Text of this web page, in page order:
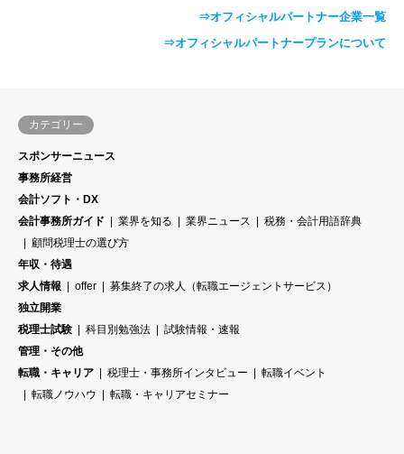
⇒オフィシャルパートナー企業一覧
⇒オフィシャルパートナープランについて
カテゴリー
スポンサーニュース
事務所経営
会計ソフト・DX
会計事務所ガイド
業界を知る 業界ニュース
税務・会計用語辞典
顧問税理士の選び方
年収・待遇
求人情報
offer
募集終了の求人（転職エージェントサービス）
独立開業
税理士試験
科目別勉強法
試験情報・速報
管理・その他
転職・キャリア
税理士・事務所インタビュー
転職イベント
転職ノウハウ
転職・キャリアセミナー